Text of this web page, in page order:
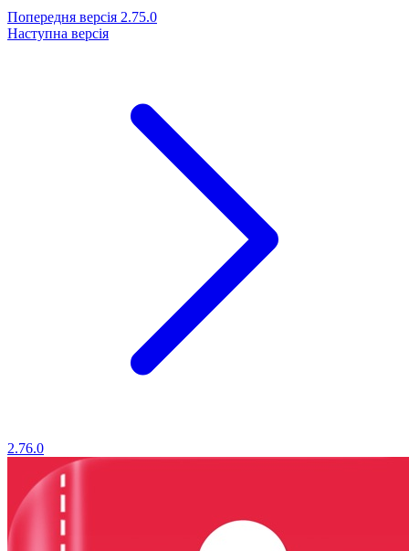
Попередня версія 2.75.0
Наступна версія
2.76.0